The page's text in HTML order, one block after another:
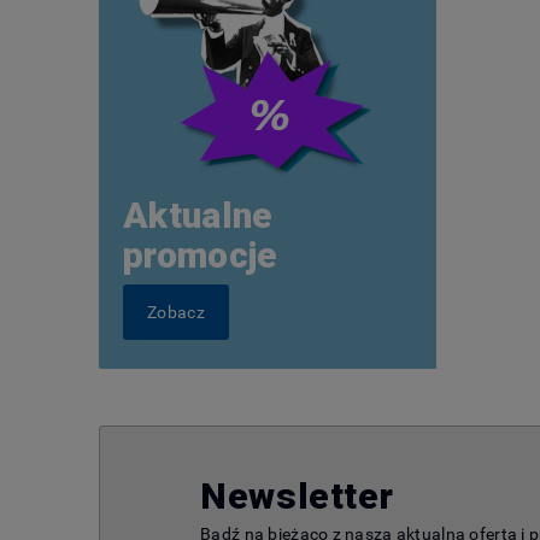
Aktualne
promocje
Zobacz
Newsletter
Bądź na bieżąco z naszą aktualną ofertą i